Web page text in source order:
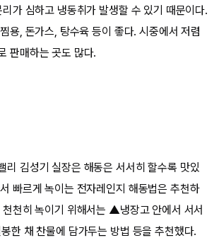
가 심하고 냉동취가 발생할 수 있기 때문이다.
용, 돈가스, 탕수육 등이 좋다. 시중에서 저렴
판매하는 곳도 많다.
리 김성기 실장은 해동은 서서히 할수록 맛있
빠르게 녹이는 전자레인지 해동법은 추천하
천히 녹이기 위해서는 ▲냉장고 안에서 서서
한 채 찬물에 담가두는 방법 등을 추천했다.